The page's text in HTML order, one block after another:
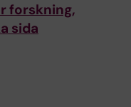
forskning,
sida